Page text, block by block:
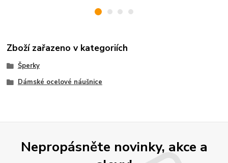
Zboží zařazeno v kategoriích
Šperky
Dámské ocelové náušnice
Nepropásněte novinky, akce a